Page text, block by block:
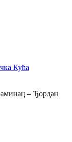
– Ђордан